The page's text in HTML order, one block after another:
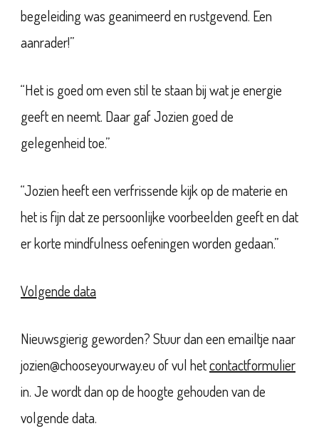
begeleiding was geanimeerd en rustgevend. Een
aanrader!”
“Het is goed om even stil te staan bij wat je energie
geeft en neemt. Daar gaf Jozien goed de
gelegenheid toe.”
“Jozien heeft een verfrissende kijk op de materie en
het is fijn dat ze persoonlijke voorbeelden geeft en dat
er korte mindfulness oefeningen worden gedaan.”
Volgende data
Nieuwsgierig geworden? Stuur dan een emailtje naar
jozien@chooseyourway.eu of vul hetcontactformulier
in. Je wordt dan op de hoogte gehouden van de
volgende data.